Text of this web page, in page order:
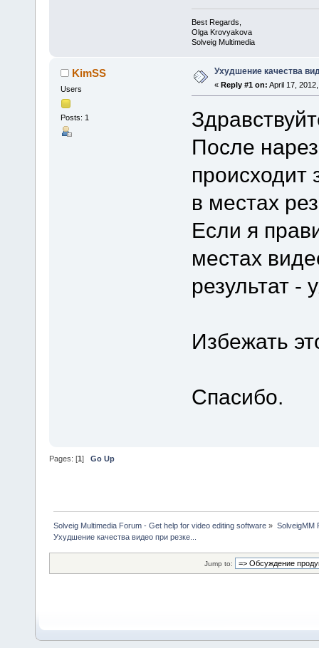
Best Regards,
Olga Krovyakova
Solveig Multimedia
KimSS
Users
Posts: 1
Ухудшение качества
« Reply #1 on: April 17,
После
происходит
в местах
Если я
местах
результат -
Избежать
Спасибо.
Pages: [1] Go Up
Solveig Multimedia Forum - Get help for video editing software » SolveigMM
Ухудшение качества видео при резке...
Jump to: